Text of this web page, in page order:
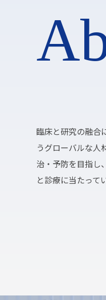
臨床と研究の融合
うグローバルな人
治・予防を目指し
と診療に当たって